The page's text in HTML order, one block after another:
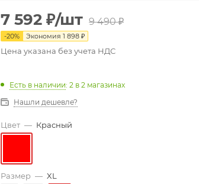
7 592 ₽/шт 9 490₽
-20% Экономия 1 898 ₽
Цена указана без учета НДС
Есть в наличии: 2 в 2 магазинах
Нашли дешевле?
Цвет — Красный
Размер — XL